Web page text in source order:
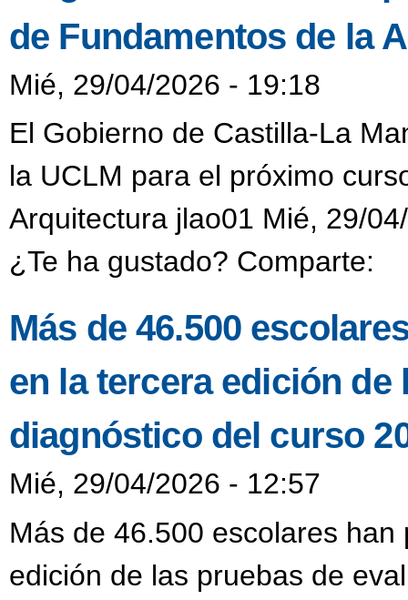
de Fundamentos de la
Mié, 29/04/2026 - 19:18
El Gobierno de Castilla-La
la UCLM para el próximo
Arquitectura jlao01 Mié, 29/
¿Te ha gustado? Comparte:
Más de 46.500
en la tercera edición
diagnóstico del curso
Mié, 29/04/2026 - 12:57
Más de 46.500 escolares
edición de las pruebas de